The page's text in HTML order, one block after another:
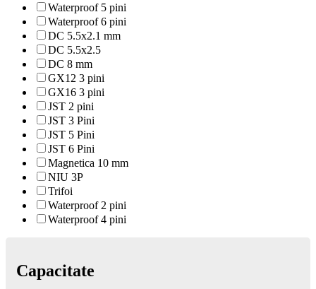
Waterproof 5 pini
Waterproof 6 pini
DC 5.5x2.1 mm
DC 5.5x2.5
DC 8 mm
GX12 3 pini
GX16 3 pini
JST 2 pini
JST 3 Pini
JST 5 Pini
JST 6 Pini
Magnetica 10 mm
NIU 3P
Trifoi
Waterproof 2 pini
Waterproof 4 pini
Capacitate